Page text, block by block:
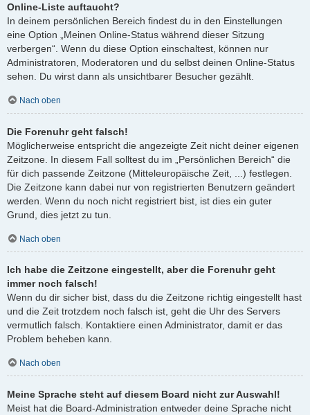
Online-Liste auftaucht?
In deinem persönlichen Bereich findest du in den Einstellungen
eine Option „Meinen Online-Status während dieser Sitzung
verbergen“. Wenn du diese Option einschaltest, können nur
Administratoren, Moderatoren und du selbst deinen Online-Status
sehen. Du wirst dann als unsichtbarer Besucher gezählt.
Nach oben
Die Forenuhr geht falsch!
Möglicherweise entspricht die angezeigte Zeit nicht deiner eigenen
Zeitzone. In diesem Fall solltest du im „Persönlichen Bereich“ die
für dich passende Zeitzone (Mitteleuropäische Zeit, ...) festlegen.
Die Zeitzone kann dabei nur von registrierten Benutzern geändert
werden. Wenn du noch nicht registriert bist, ist dies ein guter
Grund, dies jetzt zu tun.
Nach oben
Ich habe die Zeitzone eingestellt, aber die Forenuhr geht
immer noch falsch!
Wenn du dir sicher bist, dass du die Zeitzone richtig eingestellt hast
und die Zeit trotzdem noch falsch ist, geht die Uhr des Servers
vermutlich falsch. Kontaktiere einen Administrator, damit er das
Problem beheben kann.
Nach oben
Meine Sprache steht auf diesem Board nicht zur Auswahl!
Meist hat die Board-Administration entweder deine Sprache nicht